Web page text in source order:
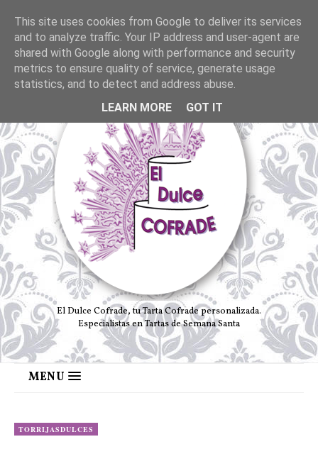
El Dulce Cofrade, tu Tarta Cofrade personalizada.
Especialistas en Tartas de Semana Santa
MENU
TORRIJASDULCES
This site uses cookies from Google to deliver its services
and to analyze traffic. Your IP address and user-agent are
shared with Google along with performance and security
metrics to ensure quality of service, generate usage
statistics, and to detect and address abuse.
LEARN MORE
GOT IT